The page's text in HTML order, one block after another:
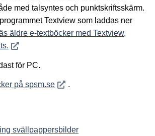
med talsyntes och punktskriftsskärm.
Textview som laddas ner
äldre e-textböcker med Textview,
Öppnas i nytt fönster
för PC.
på spsm.seÖppnas i nytt fönster
.
svällpappersbilder